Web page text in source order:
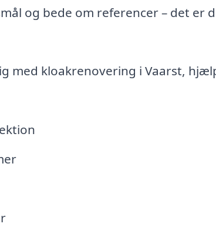
og bede om referencer – det er
med kloakrenovering i Vaarst,